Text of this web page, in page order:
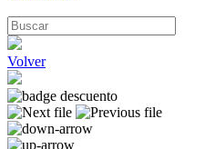
Volver